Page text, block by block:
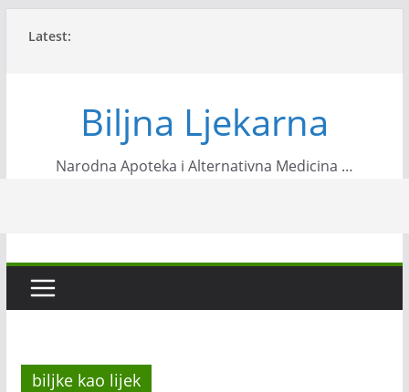
Latest:
Biljna Ljekarna
Narodna Apoteka i Alternativna Medicina …
biljke kao lijek